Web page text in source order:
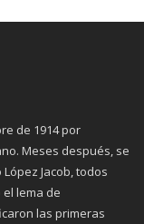
de 1914 por
Meses después, se
Jacob, todos
lema de
las primeras